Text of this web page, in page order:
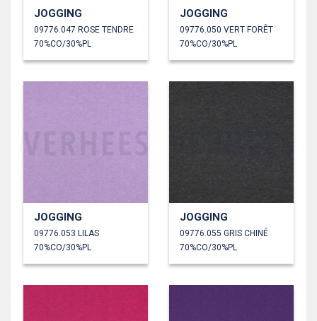
JOGGING
09776.047 ROSE TENDRE
70%CO/30%PL
JOGGING
09776.050 VERT FORÊT
70%CO/30%PL
JOGGING
09776.053 LILAS
70%CO/30%PL
JOGGING
09776.055 GRIS CHINÉ
70%CO/30%PL